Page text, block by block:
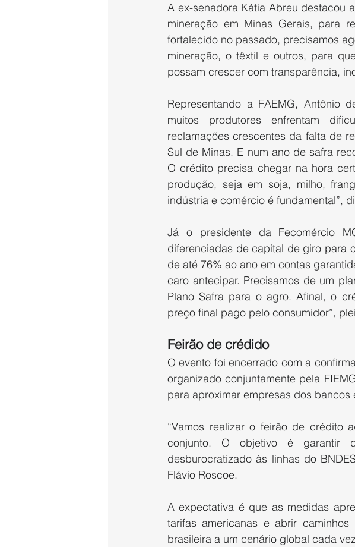
A ex-senadora Kátia Abreu destacou
mineração em Minas Gerais, para
fortalecido no passado, precisamos
mineração, o têxtil e outros, para
possam crescer com transparência,
Representando a FAEMG, Antônio
muitos produtores enfrentam
reclamações crescentes da falta de
Sul de Minas. E num ano de safra
O crédito precisa chegar na hora
produção, seja em soja, milho,
indústria e comércio é fundamental”,
Já o presidente da Fecomércio
diferenciadas de capital de giro para
de até 76% ao ano em contas
caro antecipar. Precisamos de um
Plano Safra para o agro. Afinal, o
preço final pago pelo consumidor”,
Feirão de crédido
O evento foi encerrado com a
organizado conjuntamente pela
para aproximar empresas dos
“Vamos realizar o feirão de crédito
conjunto. O objetivo é garantir
desburocratizado às linhas do
Flávio Roscoe.
A expectativa é que as medidas
tarifas americanas e abrir
brasileira a um cenário global cada